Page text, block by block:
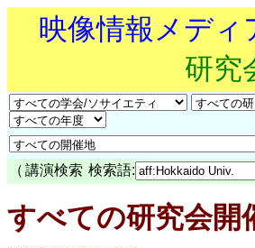
映像情報メディ
研究
（ 講演検索 検索語:
すべての研究会開